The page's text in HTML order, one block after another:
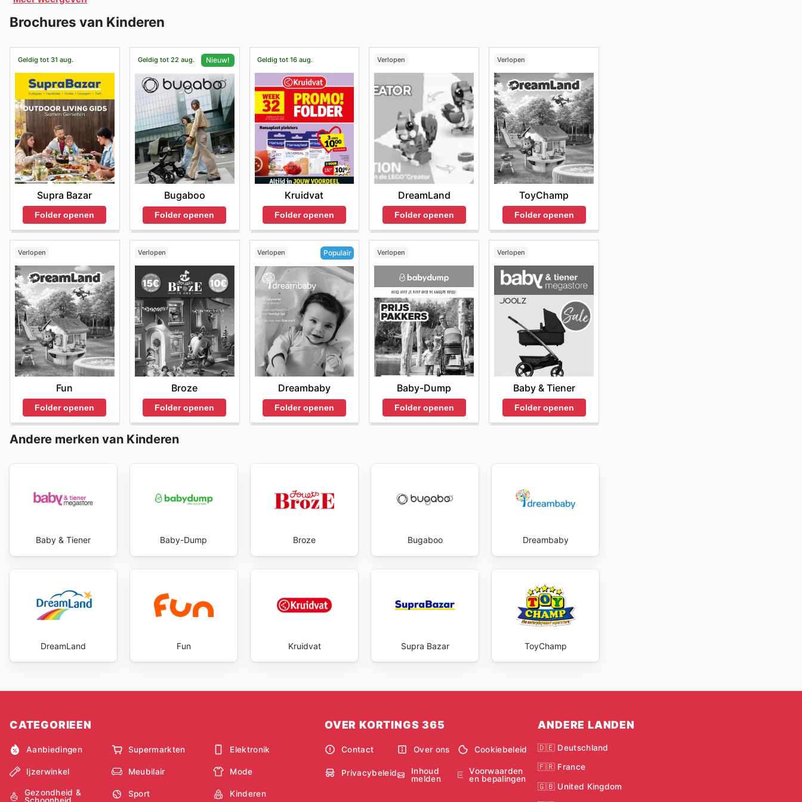
genieten van gratis verzending.
Brochures van Kinderen
Geldig tot 31 aug.
Supra Bazar
Folder openen
Geldig tot 22 aug. Nieuw!
Bugaboo
Folder openen
Geldig tot 16 aug.
Kruidvat
Folder openen
Verlopen
DreamLand
Folder openen
Verlopen
ToyChamp
Folder openen
Verlopen
Fun
Folder openen
Verlopen
Broze
Folder openen
Verlopen Populair
Dreambaby
Folder openen
Verlopen
Baby-Dump
Folder openen
Verlopen
Baby & Tiener
Folder openen
Andere merken van Kinderen
Baby & Tiener Baby-Dump Broze Bugaboo Dreambaby
DreamLand Fun Kruidvat Supra Bazar ToyChamp
CATEGORIEEN
Aanbiedingen Supermarkten Elektronik
Ijzerwinkel Meubilair Mode
Gezondheid &
Schoonheid
Sport Kinderen
OVER KORTINGS 365
Contact Over ons Cookiebeleid
Privacybeleid
Inhoud
melden
Voorwaarden
en bepalingen
ANDERE LANDEN
🇩🇪 Deutschland
🇫🇷 France
🇬🇧 United Kingdom